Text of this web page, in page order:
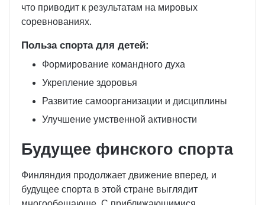
что приводит к результатам на мировых
соревнованиях.
Польза спорта для детей:
Формирование командного духа
Укрепление здоровья
Развитие самоорганизации и дисциплины
Улучшение умственной активности
Будущее финского спорта
Финляндия продолжает движение вперед, и
будущее спорта в этой стране выглядит